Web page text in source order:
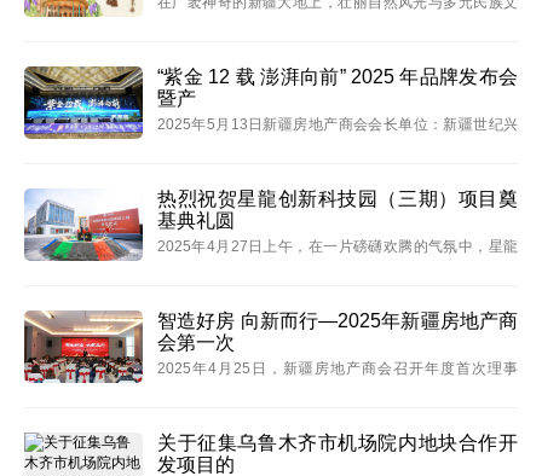
日，新疆房地产商会组织「文化润疆」新疆建筑传承线
上分享
“紫金 12 载 澎湃向前” 2025 年品牌发布会
暨产
2025年5月13日新疆房地产商会会长单位：新疆世纪兴
热烈祝贺星龍创新科技园（三期）项目奠
基典礼圆
2025年4月27日上午，在一片磅礴欢腾的气氛中，星龍
智造好房 向新而行—2025年新疆房地产商
会第一次
2025年4月25日，新疆房地产商会召开年度首次理事
关于征集乌鲁木齐市机场院内地块合作开
发项目的